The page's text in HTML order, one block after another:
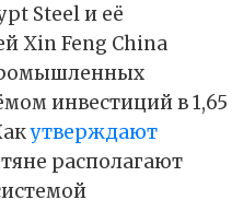
Steel и её
Xin Feng China
инвестиций в 1,65
утверждают
располагают